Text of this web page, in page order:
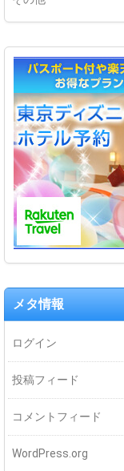
メタ情報
ログイン
投稿フィード
コメントフィード
WordPress.org